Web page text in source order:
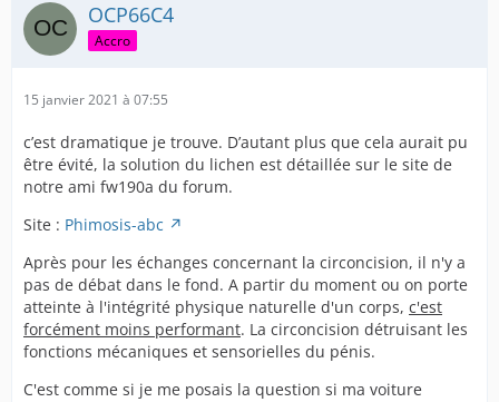
OCP66C4
Accro
15 janvier 2021 à 07:55
c’est dramatique je trouve. D’autant plus que cela aurait pu
être évité, la solution du lichen est détaillée sur le site de
notre ami fw190a du forum.
Site : Phimosis-abc
Après pour les échanges concernant la circoncision, il n'y a
pas de débat dans le fond. A partir du moment ou on porte
atteinte à l'intégrité physique naturelle d'un corps, c'est
forcément moins performant. La circoncision détruisant les
fonctions mécaniques et sensorielles du pénis.
C'est comme si je me posais la question si ma voiture